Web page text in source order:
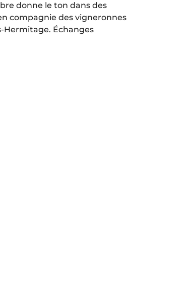
donne le ton dans des
compagnie des vigneronnes
Hermitage. Échanges